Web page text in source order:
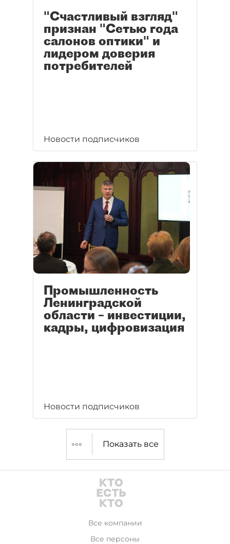
"Счастливый взгляд"
признан "Сетью года
салонов оптики" и
лидером доверия
потребителей
Новости подписчиков
Промышленность
Ленинградской
области – инвестиции,
кадры, цифровизация
Новости подписчиков
Показать все
Все компании
Все персоны